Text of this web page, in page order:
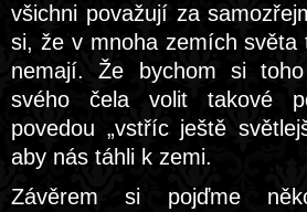
všichni považují za
si, že v mnoha zemích světa
nemají. Že bychom si
svého čela volit takové
povedou „vstříc ještě
aby nás táhli k zemi.
Závěrem si pojďme